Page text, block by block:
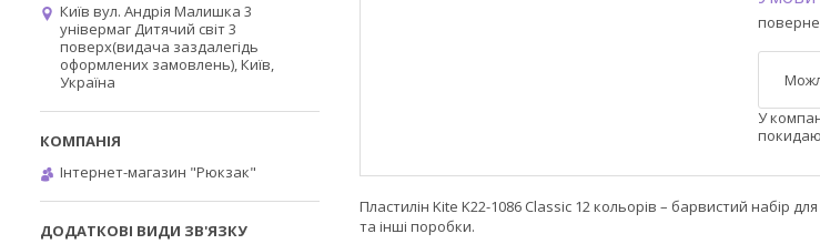
У
Пластилін Kite K22-1086 Classic 12 кольорів – барвистий набір
та інші поробки.
Київ вул. Андрія Малишка 3
універмаг Дитячий світ 3
поверх(видача заздалегідь
оформлених замовлень), Київ,
Україна
Інтернет-магазин "Рюкзак"